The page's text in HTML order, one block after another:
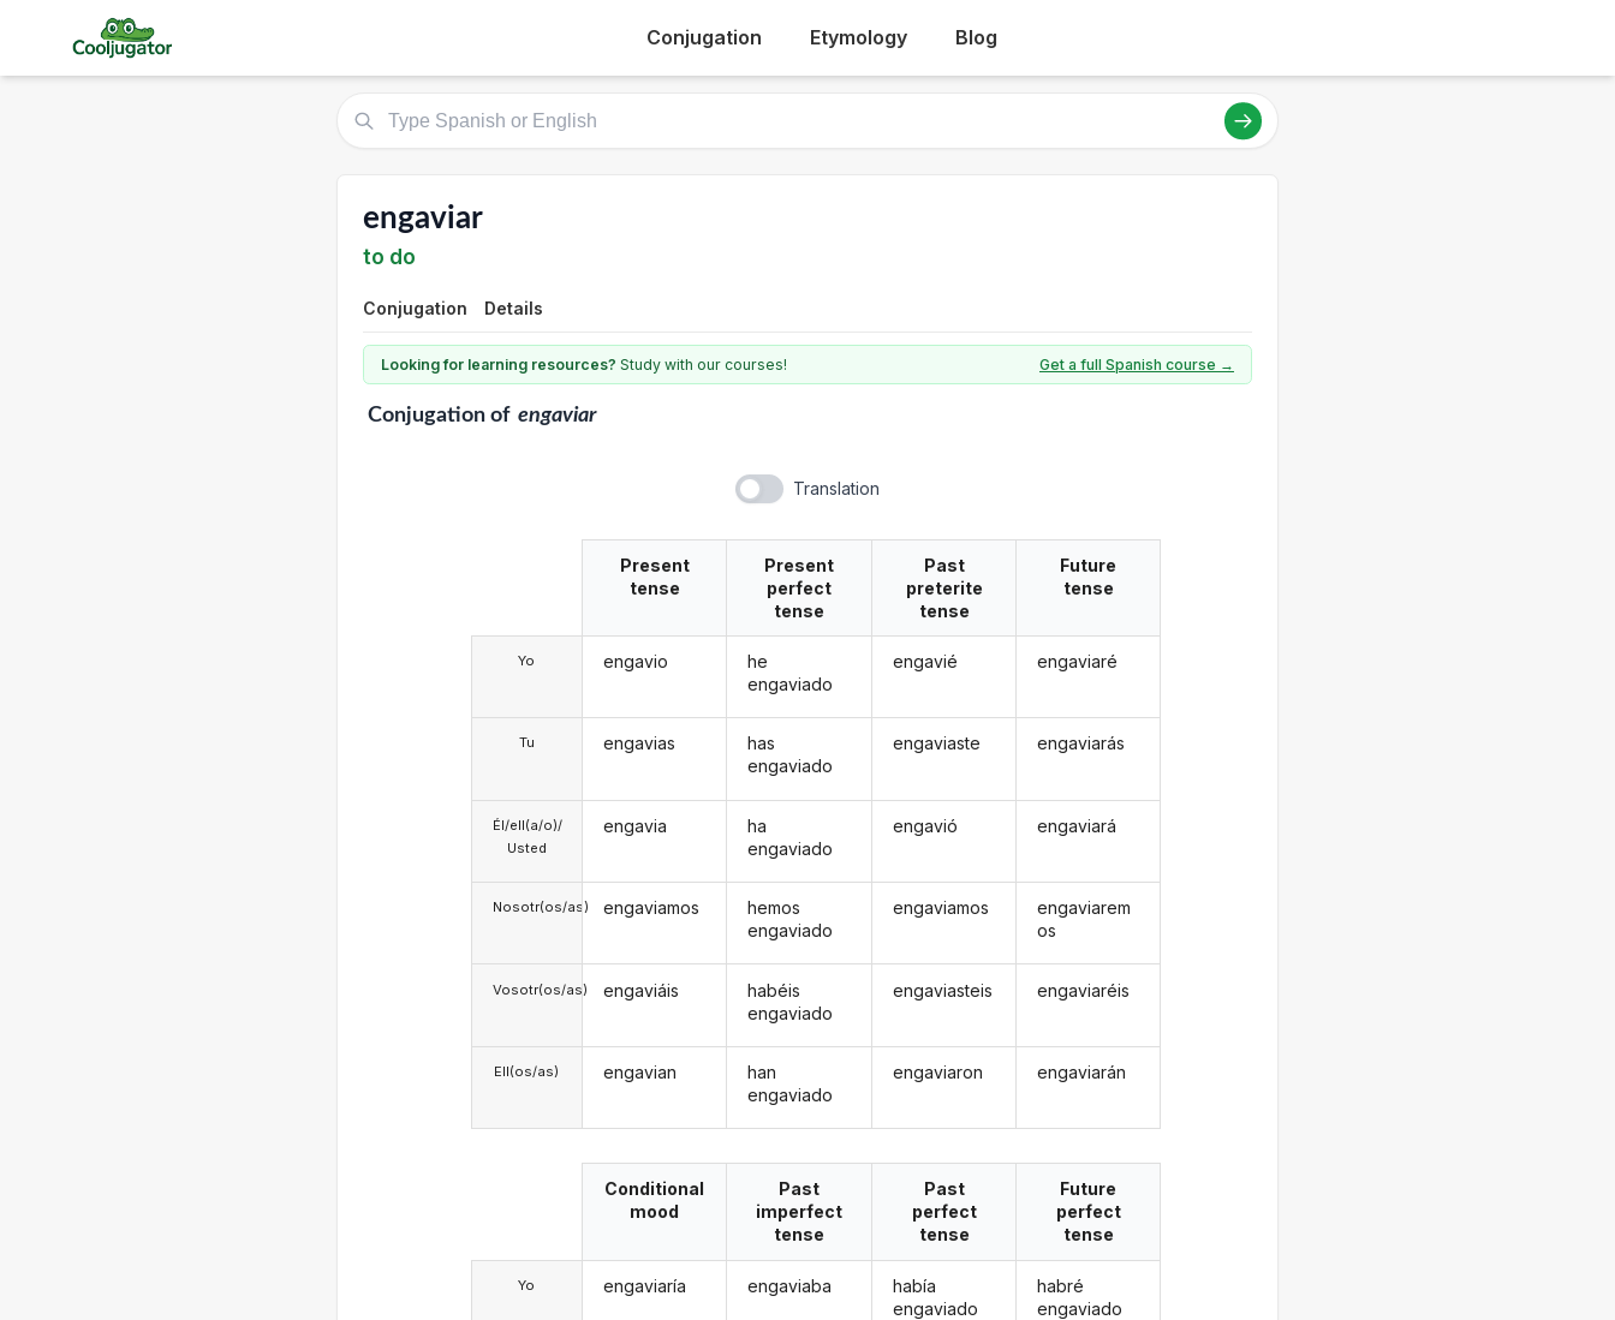
Conjugation Etymology Blog
engaviar
to do
Conjugation Details
Looking for learning resources? Study with our courses! Get a full Spanish course →
Conjugationof engaviar
Translation
Yo
Tu
Él/ell(a/o)/
Usted
Nosotr(os/as)
Vosotr(os/as)
Ell(os/as)
Present
tense
engavio
engavias
engavia
engaviamos
engaviáis
engavian
Present
perfect
tense
he
engaviado
has
engaviado
ha
engaviado
hemos
engaviado
habéis
engaviado
han
engaviado
Past
preterite
tense
engavié
engaviaste
engavió
engaviamos
engaviasteis
engaviaron
Future
tense
engaviaré
engaviarás
engaviará
engaviarem
os
engaviaréis
engaviarán
Yo
Conditional
mood
engaviaría
Past
imperfect
tense
engaviaba
Past
perfect
tense
había
engaviado
Future
perfect
tense
habré
engaviado